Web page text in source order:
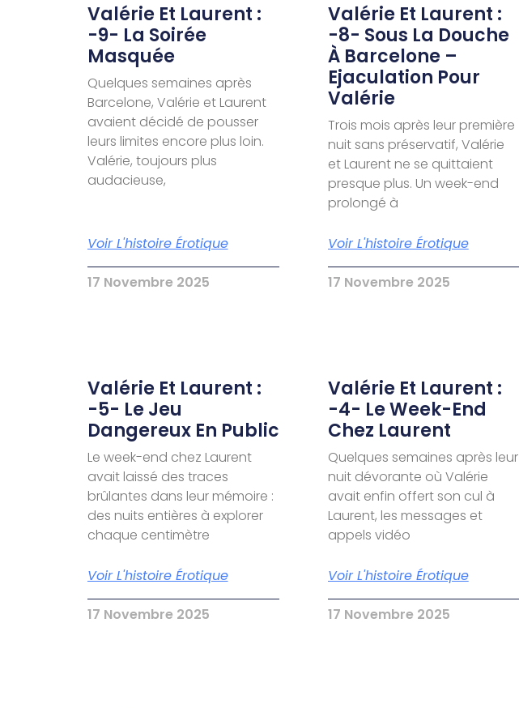
Valérie Et Laurent :
-9- La Soirée
Masquée
Quelques semaines après
Barcelone, Valérie et Laurent
avaient décidé de pousser
leurs limites encore plus loin.
Valérie, toujours plus
audacieuse,
Voir L'histoire Érotique
17 Novembre 2025
Valérie Et Laurent :
-8- Sous La Douche
À Barcelone –
Ejaculation Pour
Valérie
Trois mois après leur première
nuit sans préservatif, Valérie
et Laurent ne se quittaient
presque plus. Un week-end
prolongé à
Voir L'histoire Érotique
17 Novembre 2025
Valérie Et Laurent :
-5- Le Jeu
Dangereux En Public
Le week-end chez Laurent
avait laissé des traces
brûlantes dans leur mémoire :
des nuits entières à explorer
chaque centimètre
Voir L'histoire Érotique
17 Novembre 2025
Valérie Et Laurent :
-4- Le Week-End
Chez Laurent
Quelques semaines après leur
nuit dévorante où Valérie
avait enfin offert son cul à
Laurent, les messages et
appels vidéo
Voir L'histoire Érotique
17 Novembre 2025